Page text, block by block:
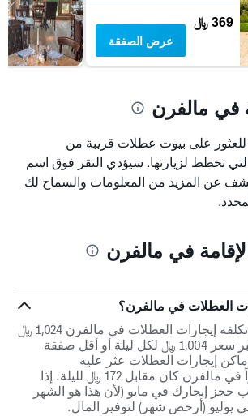
369 ﷼
عرض الصفقة
في مالفرن
على بيوت عطلات قريبة من
تخطط لزيارتها. سيؤدي النقر فوق اسم
عن المزيد من المعلومات والسماح لك
في مالفرن
العطلات في مالفرن؟
في المتوسط ، تبلغ تكلفة إيجارات العطلات في مالفرن 1,024 ﷼
لكل ليلة ، ولكن يعتبر سعر 1,004 ﷼ لكل ليلة أو أقل صفقة
إيجارات العطلات عثر عليه
المستخدمون مؤخراً في مالفرن كان مقابل 172 ﷼ لليلة. إذا
إيجارك في مايو (لأن هذا هو الشهر
يوليو (أرخص شهر) لتوفير المال.